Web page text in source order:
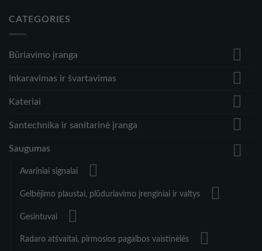
CATEGORIES
Būriavimo įranga
Inkaravimas ir švartavimas
Kateriai
Santechnika ir sanitarinė įranga
Saugumas
Avariniai signalai
Gelbėjimo plaustai, plūduriavimo įrenginiai ir valtys
Gesintuvai
Radaro atšvaitai, pirmosios pagalbos vaistinėlės